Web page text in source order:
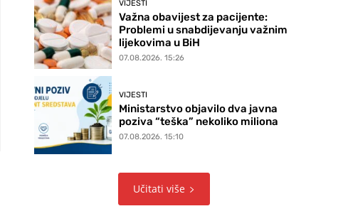
VIJESTI
Važna obavijest za pacijente:
Problemi u snabdijevanju važnim
lijekovima u BiH
07.08.2026. 15:26
VIJESTI
Ministarstvo objavilo dva javna
poziva “teška” nekoliko miliona
07.08.2026. 15:10
Učitati više